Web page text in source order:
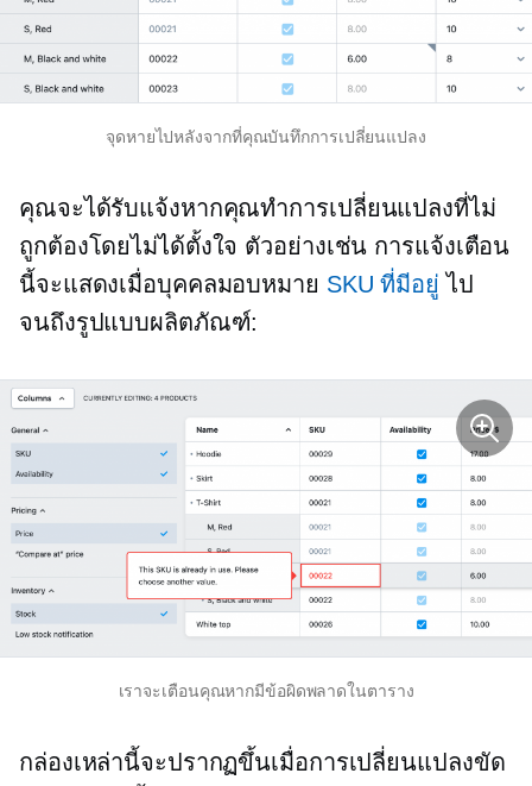
จุดหายไปหลังจากที่คุณบันทึกการเปลี่ยนแปลง
คุณจะได้รับแจ้งหากคุณทำการเปลี่ยนแปลงที่ไม่
ถูกต้องโดยไม่ได้ตั้งใจ ตัวอย่างเช่น การแจ้งเตือน
นี้จะแสดงเมื่อบุคคลมอบหมาย SKU ที่มีอยู่ ไป
จนถึงรูปแบบผลิตภัณฑ์:
เราจะเตือนคุณหากมีข้อผิดพลาดในตาราง
กล่องเหล่านี้จะปรากฏขึ้นเมื่อการเปลี่ยนแปลงขัด